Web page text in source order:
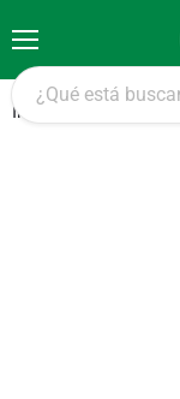
Inicio